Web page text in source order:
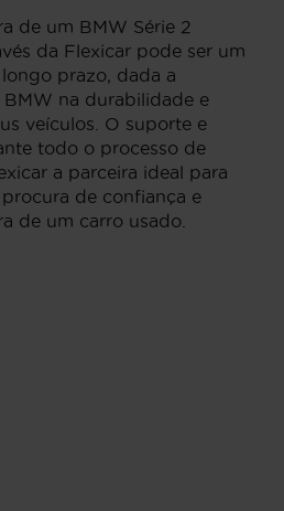
de um BMW Série 2
da Flexicar pode ser um
prazo, dada a
na durabilidade e
veículos. O suporte e
todo o processo de
a parceira ideal para
de confiança e
de um carro usado.